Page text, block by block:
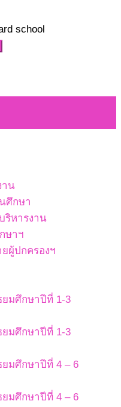
school
าน
ศึกษา
ริหารงาน
ษาฯ
ผู้ปกครองฯ
มศึกษาปีที่ 1-3
มศึกษาปีที่ 1-3
มศึกษาปีที่ 4 – 6
มศึกษาปีที่ 4 – 6